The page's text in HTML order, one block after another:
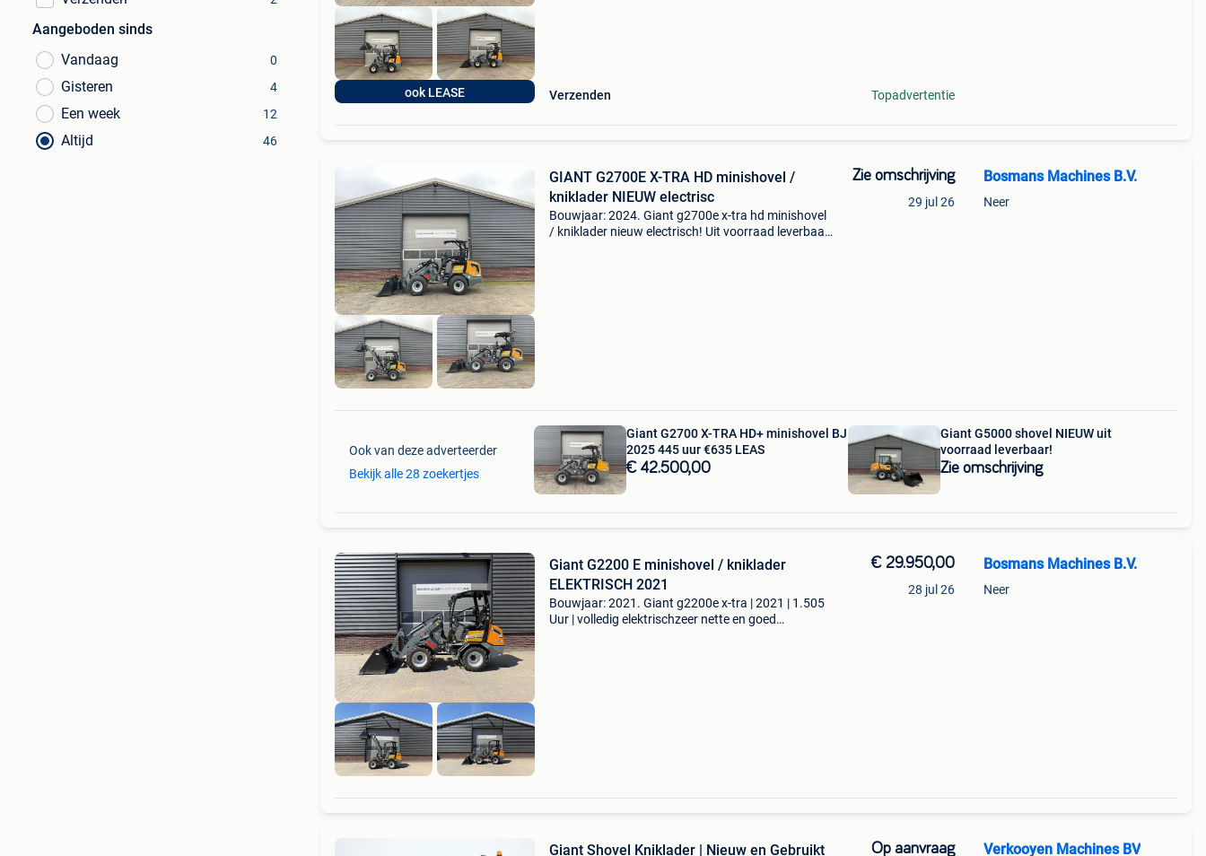
Aangeboden sinds
Vandaag
0
Gisteren 4
Een week 12
Altijd 46
ook LEASE Verzenden Topadvertentie
GIANT G2700E X-TRA HD minishovel /
kniklader NIEUW electrisc
Bouwjaar: 2024. Giant g2700e x-tra hd minishovel
/ kniklader nieuw electrisch! Uit voorraad leverbaar!
Zie omschrijving
29 jul 26
Bosmans Machines B.V.
Neer
Ook van deze adverteerder
Bekijk alle 28 zoekertjes
Giant G2700 X-TRA HD+ minishovel BJ
2025 445 uur €635 LEAS
€ 42.500,00
Giant G5000 shovel NIEUW uit
voorraad leverbaar!
Zie omschrijving
Giant G2200 E minishovel / kniklader
ELEKTRISCH 2021
Bouwjaar: 2021. Giant g2200e x-tra | 2021 | 1.505
Uur | volledig elektrischzeer nette en goed
€ 29.950,00
28 jul 26
Bosmans Machines B.V.
Neer
Giant Shovel Kniklader | Nieuw en Gebruikt
Op aanvraag Verkooyen Machines BV